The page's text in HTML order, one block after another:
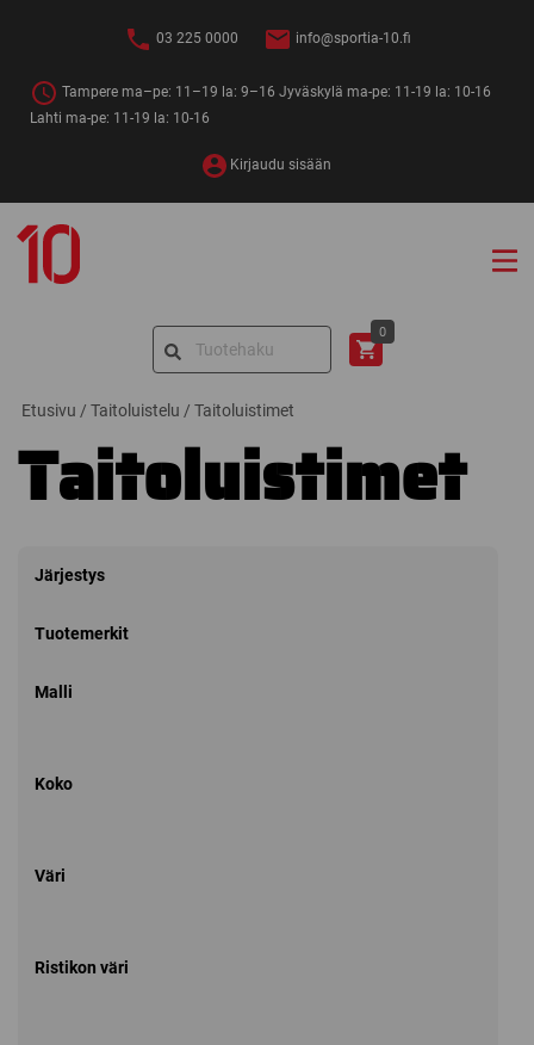
03 225 0000 info@sportia-10.fi
Tampere ma–pe: 11–19 la: 9–16 Jyväskylä ma-pe: 11-19 la: 10-16
Lahti ma-pe: 11-19 la: 10-16
Kirjaudu sisään
10
Search
0
Etusivu / Taitoluistelu / Taitoluistimet
Taitoluistimet
Järjestys
Tuotemerkit
Malli
Koko
Väri
Ristikon väri